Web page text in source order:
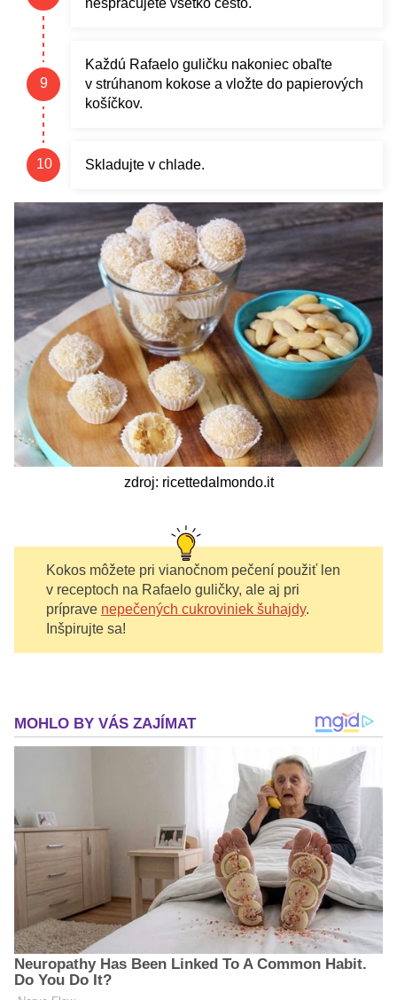
nespracujete všetko cesto.
Každú Rafaelo guličku nakoniec obaľte
v strúhanom kokose a vložte do papierových
košíčkov.
Skladujte v chlade.
zdroj: ricettedalmondo.it
Kokos môžete pri vianočnom pečení použiť len
v receptoch na Rafaelo guličky, ale aj pri
príprave nepečených cukroviniek šuhajdy.
Inšpirujte sa!